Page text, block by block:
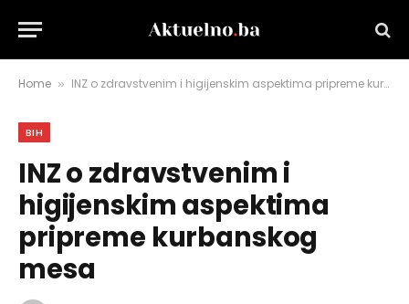
Home » INZ o zdravstvenim i higijenskim aspektima pripreme kurbanskog mesa
BIH
INZ o zdravstvenim i
higijenskim aspektima
pripreme kurbanskog
mesa